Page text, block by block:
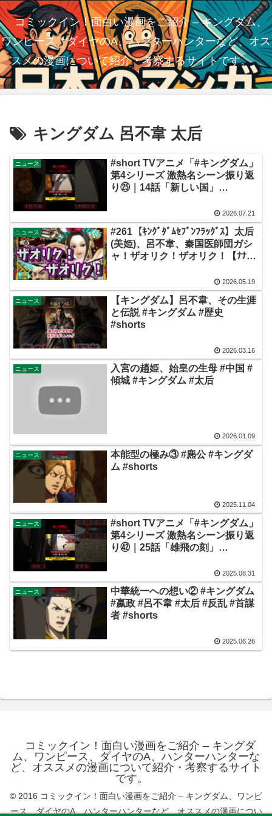
コミックイン！面白い漫画をご紹介 – キングダム、
ワンピース、ダイヤのA、ハンターハンターなど、オス
スメの漫画について紹介・考察するサイトです。
キングダム 呂不韋 太后
ニュース
#short TVアニメ「#キングダム」
第4シリーズ 激熱名シーン振り返
り㉕｜14話「新しい国」
2026.07.21
ニュース
#261【ｷﾝｸﾞﾀﾞﾑｾﾌﾞﾝﾌﾗｯｸﾞｽ】太后
(美姫)、呂不韋、秦国医師団ガシ
ャ！ザオリク！ザオリク！【ﾅﾅﾌ
2026.05.19
ニュース
【キングダム】呂不韋、その生涯
と伝説 #キングダム #歴史
#shorts
2026.03.16
ニュース
入宮の趙姫、始皇の生母 #中国 #
傾城 #キングダム #太后
2026.01.09
ニュース
本能型の極み③ #麃公 #キングダ
ム #shorts
2025.11.04
ニュース
#short TVアニメ「#キングダム」
第4シリーズ 激熱名シーン振り返
り㊷｜25話「雄飛の刻」
2025.08.31
ニュース
中華統一への想い② #キングダム
#嬴政 #呂不韋 #太后 #反乱 #首謀
者 #shorts
2025.06.26
コミックイン！面白い漫画をご紹介 – キングダ
ム、ワンピース、ダイヤのA、ハンターハンターな
ど、オススメの漫画について紹介・考察するサイト
です。
© 2016 コミックイン！面白い漫画をご紹介 – キングダム、ワンピ
ース、ダイヤのA、ハンターハンターなど、オススメの漫画につい